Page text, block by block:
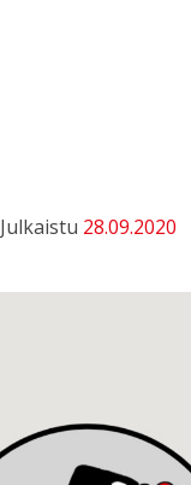
Julkaistu 28.09.2020